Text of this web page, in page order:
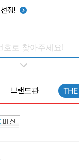
선정!
브랜드관